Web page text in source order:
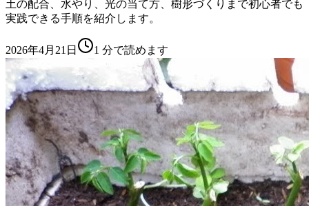
土の配合、水やり、光の当て方、樹形づくりまで初心者でも
実践できる手順を紹介します。
2026年4月21日 1 分で読めます